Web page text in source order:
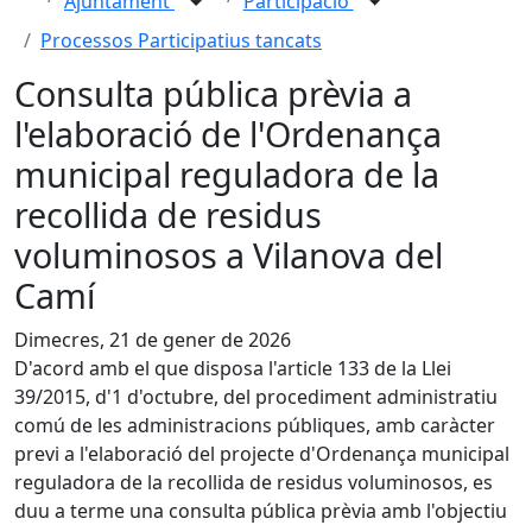
Processos Participatius tancats
Consulta pública prèvia a
l'elaboració de l'Ordenança
municipal reguladora de la
recollida de residus
voluminosos a Vilanova del
Camí
Dimecres, 21 de gener de 2026
D'acord amb el que disposa l'article 133 de la Llei
39/2015, d'1 d'octubre, del procediment administratiu
comú de les administracions públiques, amb caràcter
previ a l'elaboració del projecte d'Ordenança municipal
reguladora de la recollida de residus voluminosos, es
duu a terme una consulta pública prèvia amb l'objectiu